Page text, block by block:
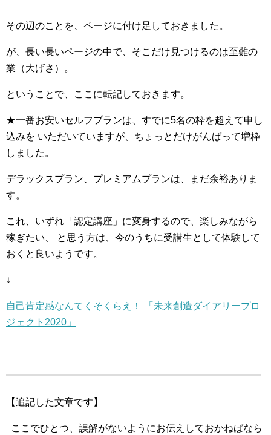
その辺のことを、ページに付け足しておきました。
が、長い長いページの中で、そこだけ見つけるのは至難の
業（大げさ）。
ということで、ここに転記しておきます。
★一番お安いセルフプランは、すでに5名の枠を超えて申し
込みを いただいていますが、ちょっとだけがんばって増枠
しました。
デラックスプラン、プレミアムプランは、まだ余裕ありま
す。
これ、いずれ「認定講座」に変身するので、楽しみながら
稼ぎたい、
と思う方は、今のうちに受講生として体験して
おくと良いようです。
↓
自己肯定感なんてくそくらえ！
「未来創造ダイアリープロ
ジェクト2020」
【追記した文章です】
ここでひとつ、誤解がないようにお伝えしておかねばなら